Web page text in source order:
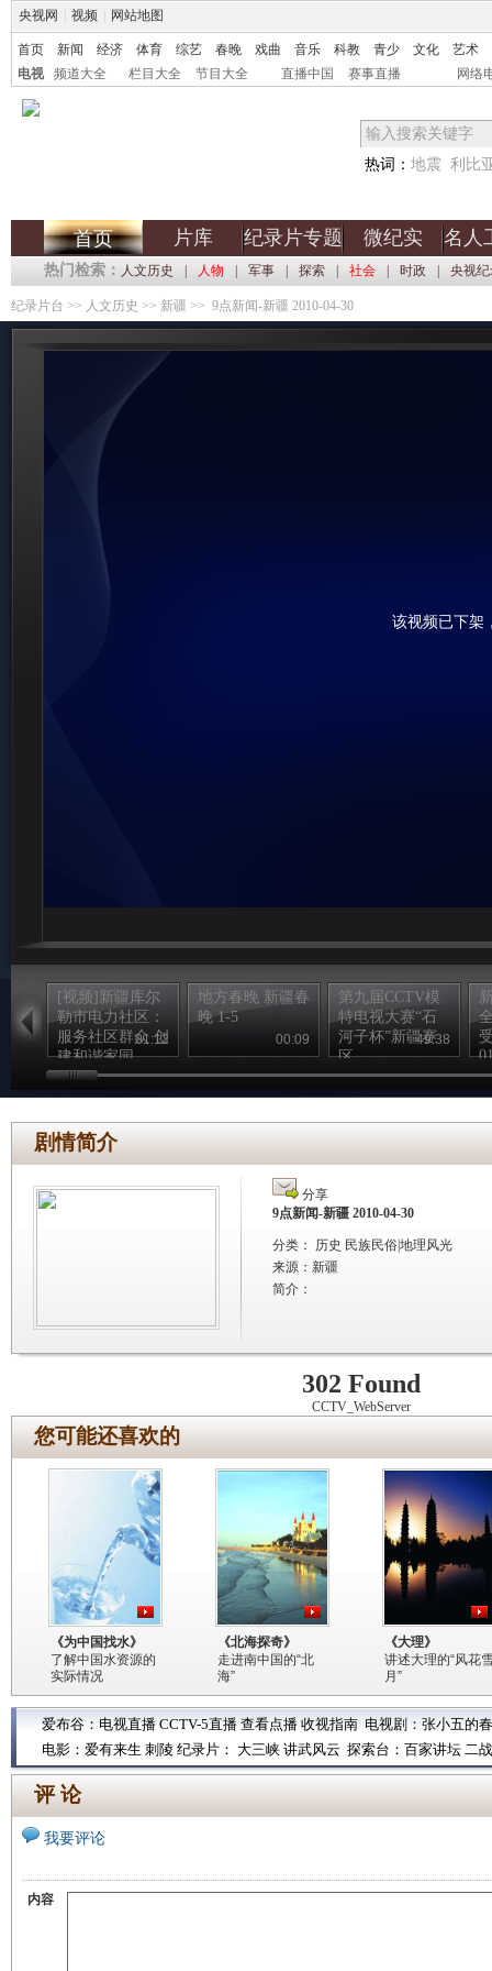
央视网 视频 网站地图
首页 新闻 经济 体育 综艺 春晚 戏曲 音乐 科教 青少 文化
艺术
电视
频道大全 栏目大全 节目大全 直播中国 赛事直播 网络
热词： 地震 利比
首页 片库 纪录片专题 微纪实 名人
热门检索： 人文历史 人物 军事 探索 社会 时政 央视
纪录片台 >> 人文历史 >> 新疆 >> 9点新闻-新疆 2010-04-30
该视频已下架
[视频]新疆库尔
勒市电力社区：
服务社区群众 创
建和谐家园
01:12
地方春晚 新疆春
晚 1-5
00:09
第九届CCTV模
特电视大赛“石
河子杯”新疆赛
区
49:38
剧情简介
分享
9点新闻-新疆 2010-04-30
分类： 历史 民族民俗|地理风光
来源： 新疆
简介：
302 Found
CCTV_WebServer
您可能还喜欢的
《为中国找水》
了解中国水资源的
实际情况
《北海探奇》
走进南中国的“北
海”
《大理》
讲述大理的“风花
月”
爱布谷： 电视直播 CCTV-5直播 查看点播 收视指南 电视剧： 张小五的
电影： 爱有来生 刺陵 纪录片： 大三峡 讲武风云 探索台： 百家讲坛 二
评 论
我要评论
内容